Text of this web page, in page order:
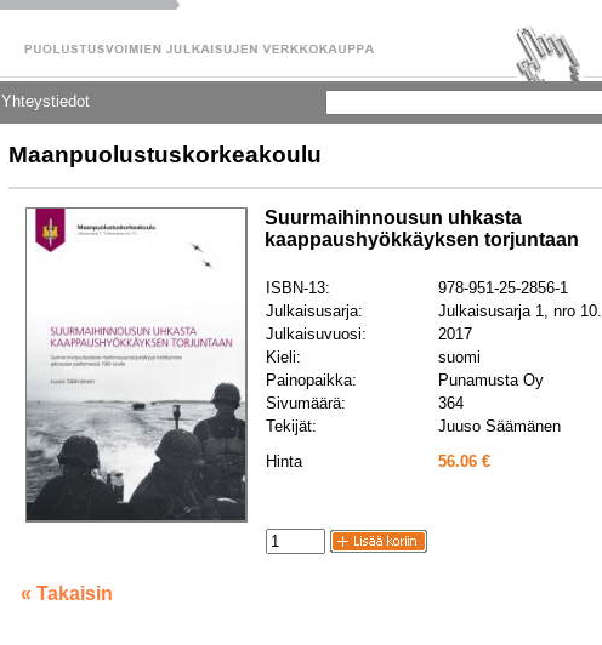
Yhteystiedot
Maanpuolustuskorkeakoulu
Suurmaihinnousun uhkasta
kaappaushyökkäyksen torjuntaan
ISBN-13:
978-951-25-2856-1
Julkaisusarja:
Julkaisusarja 1, nro 10.
Julkaisuvuosi:
2017
Kieli:
suomi
Painopaikka:
Punamusta Oy
Sivumäärä:
364
Tekijät:
Juuso Säämänen
Hinta
56.06 €
« Takaisin